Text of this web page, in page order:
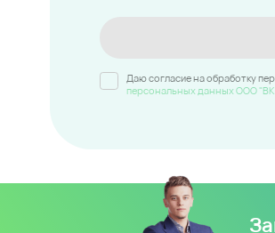
Даю согласие на обработку
персональных данных ООО